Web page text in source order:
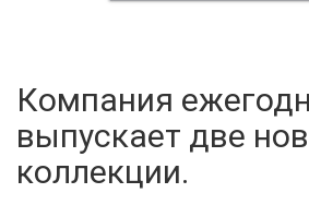
Компания
выпускает две
коллекции.